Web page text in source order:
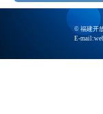
© 福建开
E-